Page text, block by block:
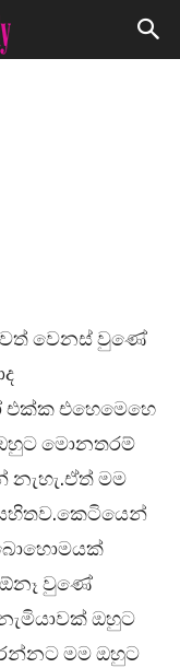
වෙනස් වුණේ
එහෙමෙහෙ
මොනතරම්
මම
ඕනෑ වුණේ
ඔහුට
මම ඔහුට